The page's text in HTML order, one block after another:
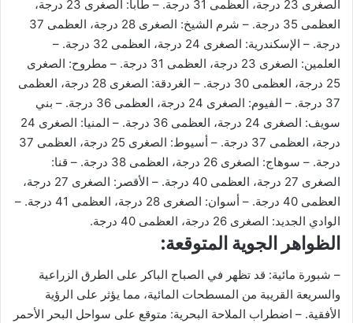
الصغرى 23 درجة، العظمى 31 درجة. – طابا: الصغرى 23 درجة،
العظمى 35 درجة. – شرم الشيخ: الصغرى 28 درجة، العظمى 37
درجة. – الإسكندرية: الصغرى 24 درجة، العظمى 32 درجة. –
العلمين: الصغرى 23 درجة، العظمى 31 درجة. – مطروح: الصغرى
25 درجة، العظمى 30 درجة. – الغردقة: الصغرى 28 درجة، العظمى
37 درجة. – الفيوم: الصغرى 24 درجة، العظمى 36 درجة. – بني
سويف: الصغرى 24 درجة، العظمى 36 درجة. – المنيا: الصغرى 24
درجة، العظمى 37 درجة. – أسيوط: الصغرى 25 درجة، العظمى 37
درجة. – سوهاج: الصغرى 26 درجة، العظمى 38 درجة. – قنا:
الصغرى 27 درجة، العظمى 40 درجة. – الأقصر: الصغرى 27 درجة،
العظمى 40 درجة. – أسوان: الصغرى 28 درجة، العظمى 41 درجة. –
الوادي الجديد: الصغرى 26 درجة، العظمى 40 درجة.
الظواهر الجوية المتوقعة:
– شبورة مائية: قد تظهر في الصباح الباكر على الطرق الزراعية
والسريعة القريبة من المسطحات المائية، مما يؤثر على الرؤية
الأفقية. – اضطراب الملاحة البحرية: متوقع على سواحل البحر الأحمر